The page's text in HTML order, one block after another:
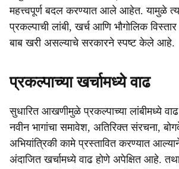
महत्त्वपूर्ण बदल करण्यात आले आहेत. यामुळे
प्रकल्पाची लांबी, खर्च आणि भौगोलिक
बाब खरी असल्याचे सरकारने स्पष्ट केले आहे.
प्रकल्पाच्या खर्चामध्ये वाढ
सुधारित आखणीमुळे प्रकल्पाच्या लांबीमध्ये
नवीन भागांचा समावेश, अतिरिक्त संरचना,
अभियांत्रिकी कामे प्रस्तावित करण्यात
अंदाजित खर्चामध्ये वाढ होणे अपेक्षित आहे.